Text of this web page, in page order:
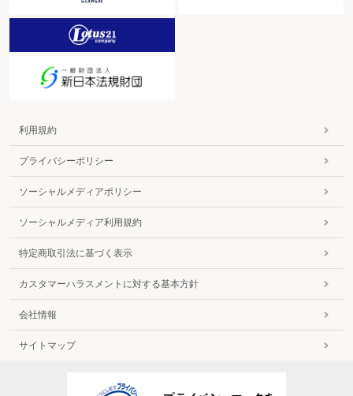
利用規約
プライバシーポリシー
ソーシャルメディアポリシー
ソーシャルメディア利用規約
特定商取引法に基づく表示
カスタマーハラスメントに対する基本方針
会社情報
サイトマップ